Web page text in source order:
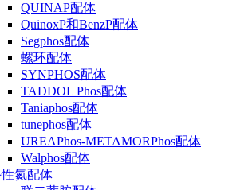
QUINAP配体
QuinoxP和BenzP配体
Segphos配体
螺环配体
SYNPHOS配体
TADDOL Phos配体
Taniaphos配体
tunephos配体
UREAPhos-METAMORPhos配体
Walphos配体
氮配体